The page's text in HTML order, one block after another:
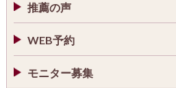
推薦の声
WEB予約
モニター募集